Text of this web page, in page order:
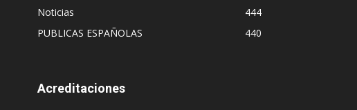
Noticias
444
PUBLICAS ESPAÑOLAS
440
Acreditaciones